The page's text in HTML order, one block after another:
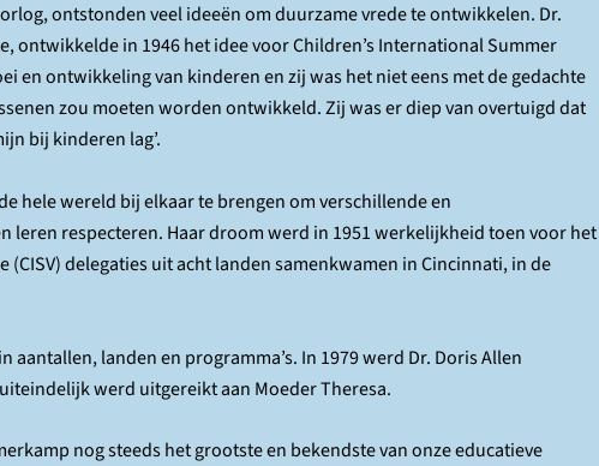
ontstonden veel ideeën om duurzame vrede te ontwikkelen. Dr.
ontwikkelde in 1946 het idee voor Children’s International Summer
en ontwikkeling van kinderen en zij was het niet eens met de gedachte
zou moeten worden ontwikkeld. Zij was er diep van overtuigd dat
bij kinderen lag’.
hele wereld bij elkaar te brengen om verschillende en
leren respecteren. Haar droom werd in 1951 werkelijkheid toen voor het
(CISV) delegaties uit acht landen samenkwamen in Cincinnati, in de
landen en programma’s. In 1979 werd Dr. Doris Allen
werd uitgereikt aan Moeder Theresa.
nog steeds het grootste en bekendste van onze educatieve